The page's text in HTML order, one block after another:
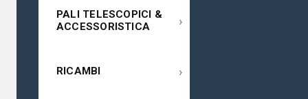
PALI TELESCOPICI &
ACCESSORISTICA
›
RICAMBI ›